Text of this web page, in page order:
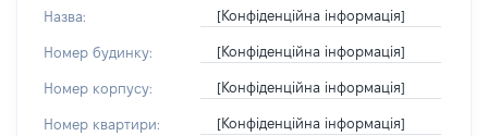
Назва: [Конфіденційна інформація]
Номер будинку: [Конфіденційна інформація]
Номер корпусу: [Конфіденційна інформація]
Номер квартири: [Конфіденційна інформація]